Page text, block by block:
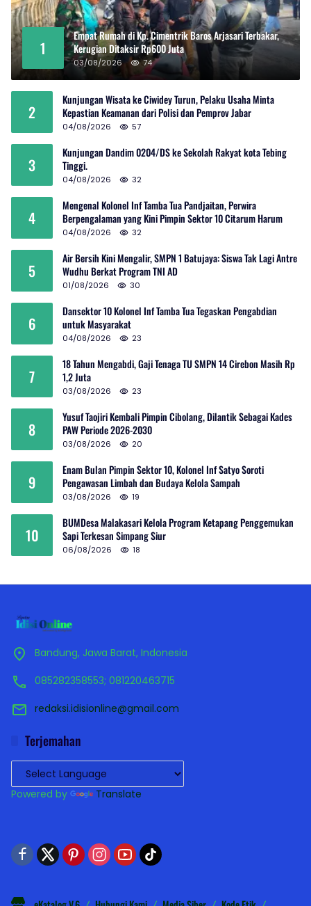
1
Empat Rumah di Kp. Cimentrik Baros Arjasari Terbakar,
Kerugian Ditaksir Rp600 Juta
03/08/2026 74
2
Kunjungan Wisata ke Ciwidey Turun, Pelaku Usaha Minta
Kepastian Keamanan dari Polisi dan Pemprov Jabar
04/08/2026 57
3
Kunjungan Dandim 0204/DS ke Sekolah Rakyat kota Tebing
Tinggi.
04/08/2026 32
4
Mengenal Kolonel Inf Tamba Tua Pandjaitan, Perwira
Berpengalaman yang Kini Pimpin Sektor 10 Citarum Harum
04/08/2026 32
5
Air Bersih Kini Mengalir, SMPN 1 Batujaya: Siswa Tak Lagi Antre
Wudhu Berkat Program TNI AD
01/08/2026 30
6
Dansektor 10 Kolonel Inf Tamba Tua Tegaskan Pengabdian
untuk Masyarakat
04/08/2026 23
7
18 Tahun Mengabdi, Gaji Tenaga TU SMPN 14 Cirebon Masih Rp
1,2 Juta
03/08/2026 23
8
Yusuf Taojiri Kembali Pimpin Cibolang, Dilantik Sebagai Kades
PAW Periode 2026-2030
03/08/2026 20
9
Enam Bulan Pimpin Sektor 10, Kolonel Inf Satyo Soroti
Pengawasan Limbah dan Budaya Kelola Sampah
03/08/2026 19
10
BUMDesa Malakasari Kelola Program Ketapang Penggemukan
Sapi Terkesan Simpang Siur
06/08/2026 18
Bandung, Jawa Barat, Indonesia
085282358553; 081220463715
redaksi.idisionline@gmail.com
Terjemahan
Powered by Translate